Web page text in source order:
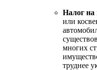
Налог
или
многих
труднее